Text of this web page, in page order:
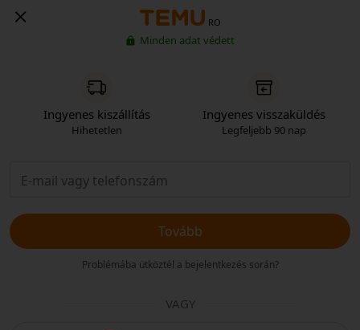
RO
Minden adat védett
Ingyenes kiszállítás
Hihetetlen
Ingyenes visszaküldés
Legfeljebb 90 nap
Tovább
Problémába ütköztél a bejelentkezés során?
VAGY